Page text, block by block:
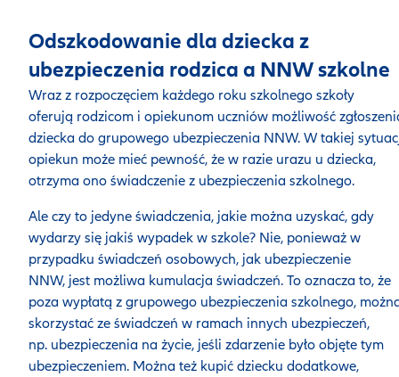
Odszkodowanie dla dziecka z
ubezpieczenia rodzica a NNW szkolne
Wraz z rozpoczęciem każdego roku szkolnego szkoły
oferują rodzicom i opiekunom uczniów możliwość
dziecka do grupowego ubezpieczenia NNW. W takiej
opiekun może mieć pewność, że w razie urazu u dziecka,
otrzyma ono świadczenie z ubezpieczenia szkolnego.
Ale czy to jedyne świadczenia, jakie można uzyskać, gdy
wydarzy się jakiś wypadek w szkole? Nie, ponieważ w
przypadku świadczeń osobowych, jak ubezpieczenie
NNW, jest możliwa kumulacja świadczeń. To oznacza to, że
poza wypłatą z grupowego ubezpieczenia szkolnego,
skorzystać ze świadczeń w ramach innych ubezpieczeń,
np. ubezpieczenia na życie, jeśli zdarzenie było objęte tym
ubezpieczeniem. Można też kupić dziecku dodatkowe,